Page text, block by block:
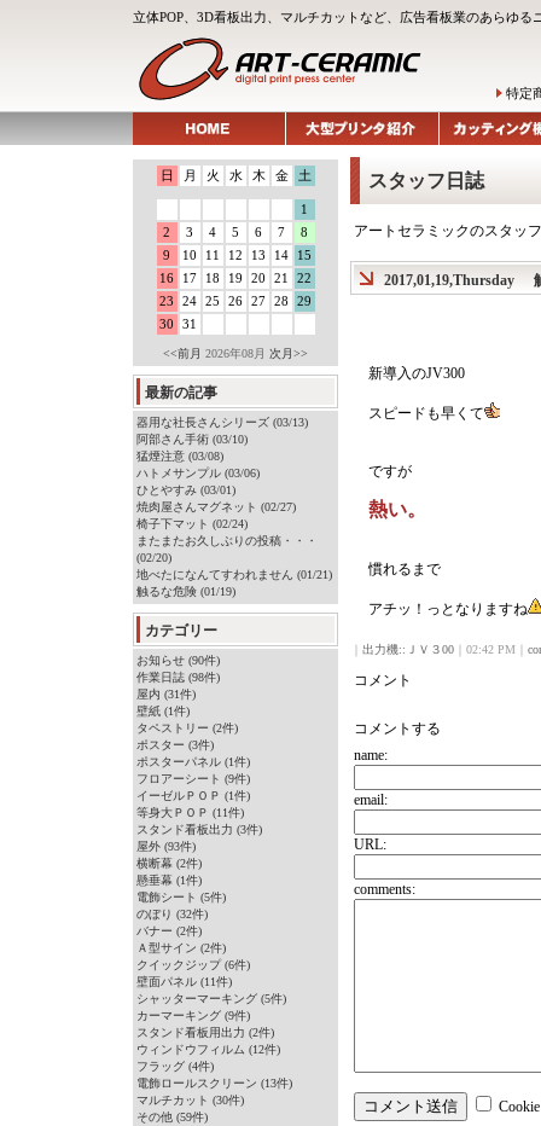
立体POP、3D看板出力、マルチカットなど、広告看板業のあらゆる
特定
日 月 火 水 木 金 土
1
2
3 4 5 6 7
8
9
10 11 12 13 14
15
16
17 18 19 20 21
22
23
24 25 26 27 28
29
30
31
<<前月 2026年08月 次月>>
最新の記事
器用な社長さんシリーズ (03/13)
阿部さん手術 (03/10)
猛煙注意 (03/08)
ハトメサンプル (03/06)
ひとやすみ (03/01)
焼肉屋さんマグネット (02/27)
椅子下マット (02/24)
またまたお久しぶりの投稿・・・
(02/20)
地べたになんてすわれません (01/21)
触るな危険 (01/19)
カテゴリー
お知らせ (90件)
作業日誌 (98件)
屋内 (31件)
壁紙 (1件)
タペストリー (2件)
ポスター (3件)
ポスターパネル (1件)
フロアーシート (9件)
イーゼルＰＯＰ (1件)
等身大ＰＯＰ (11件)
スタンド看板出力 (3件)
屋外 (93件)
横断幕 (2件)
懸垂幕 (1件)
電飾シート (5件)
のぼり (32件)
バナー (2件)
Ａ型サイン (2件)
クイックジップ (6件)
壁面パネル (11件)
シャッターマーキング (5件)
カーマーキング (9件)
スタンド看板用出力 (2件)
ウィンドウフィルム (12件)
フラッグ (4件)
電飾ロールスクリーン (13件)
マルチカット (30件)
その他 (59件)
スタッフ日誌
アートセラミックのスタッ
2017,01,19,Thursday
新導入のJV300
スピードも早くて
ですが
熱い。
慣れるまで
アチッ！っとなりますね
出力機::ＪＶ３00 ｜02:42 PM｜
コメント
コメントする
name:
email:
URL:
comments: